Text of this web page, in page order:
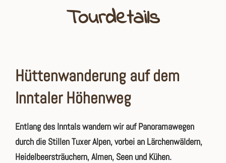
Tourdetails
Hüttenwanderung auf dem
Inntaler Höhenweg
Entlang des Inntals wandern wir auf Panoramawegen
durch die Stillen Tuxer Alpen, vorbei an Lärchenwäldern,
Heidelbeersträuchern, Almen, Seen und Kühen.